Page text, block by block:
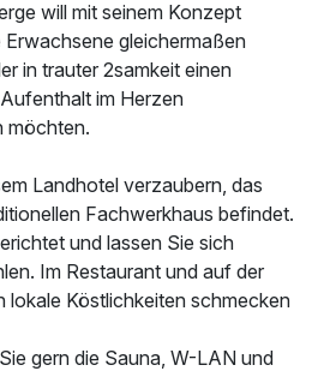
p.P. ab 99,00 €
will mit seinem Konzept
gleichermaßen
in trauter 2samkeit einen
im Herzen
möchten.
Landhotel verzaubern, das
Fachwerkhaus befindet.
und lassen Sie sich
Im Restaurant und auf der
lokale Köstlichkeiten schmecken
gern die Sauna, W-LAN und